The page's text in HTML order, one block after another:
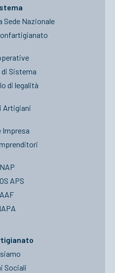
Sede Nazionale
Sistema
di legalità
Artigiani
Impresa
APS
Sociali